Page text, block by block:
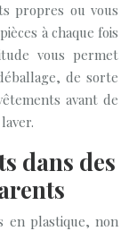
propres ou vous
à chaque fois
vous permet
de sorte
avant de
dans des
en plastique, non